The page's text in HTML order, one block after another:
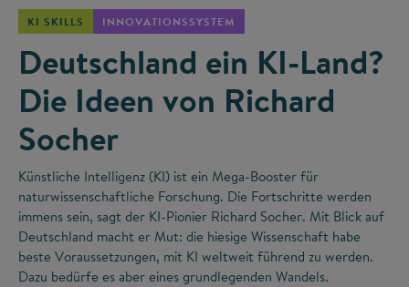
KI SKILLS INNOVATIONSSYSTEM
Deutschland ein KI-Land?
Die Ideen von Richard
Socher
Künstliche Intelligenz (KI) ist ein Mega-Booster für
naturwissenschaftliche Forschung. Die Fortschritte werden
immens sein, sagt der KI-Pionier Richard Socher. Mit Blick auf
Deutschland macht er Mut: die hiesige Wissenschaft habe
beste Voraussetzungen, mit KI weltweit führend zu werden.
Dazu bedürfe es aber eines grundlegenden Wandels.